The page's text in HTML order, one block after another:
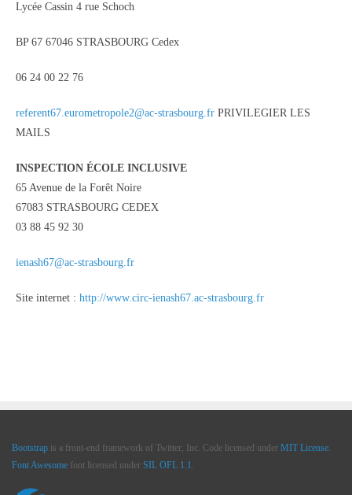
Lycée Cassin 4 rue Schoch
BP 67 67046 STRASBOURG Cedex
06 24 00 22 76
referent67.eurometropole2@ac-strasbourg.fr PRIVILEGIER LES
MAILS
INSPECTION ÉCOLE INCLUSIVE
65 Avenue de la Forêt Noire
67083 STRASBOURG CEDEX
03 88 45 92 30
ienash67@ac-strasbourg.fr
Site internet : http://www.circ-ienash67.ac-strasbourg.fr
Bootstrap is a front-end framework of Twitter, Inc. Code licensed under MIT License.
Font Awesome font licensed under SIL OFL 1.1.